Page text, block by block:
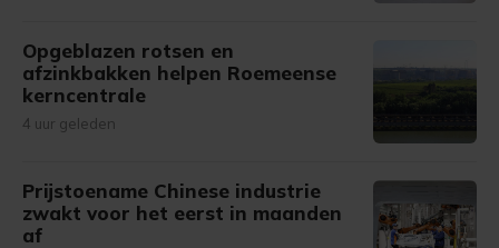
Opgeblazen rotsen en
afzinkbakken helpen Roemeense
kerncentrale
4 uur geleden
Prijstoename Chinese industrie
zwakt voor het eerst in maanden
af